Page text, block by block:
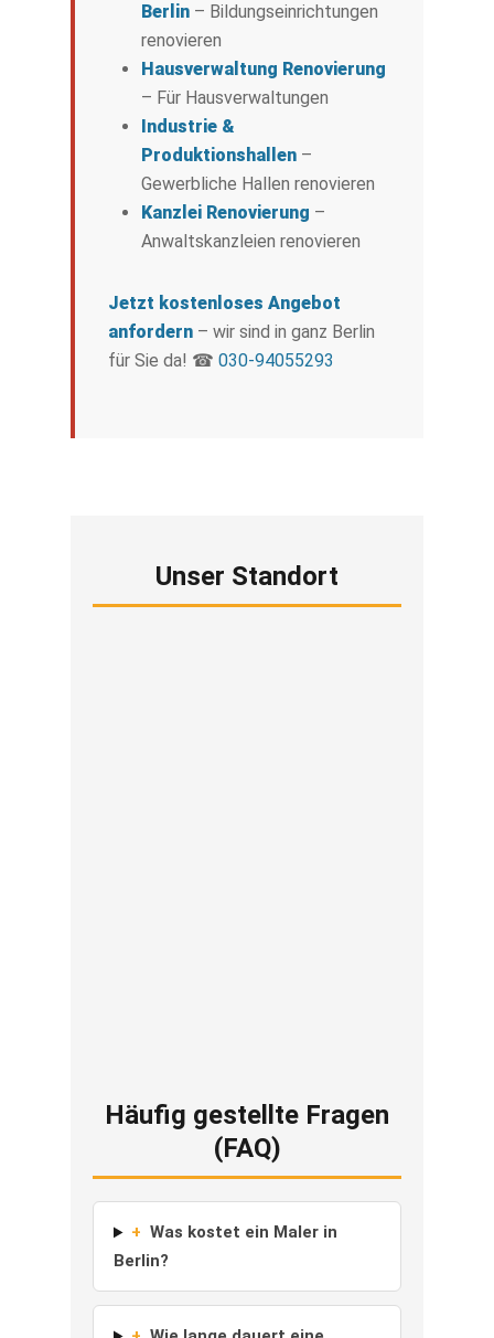
Berlin – Bildungseinrichtungen
renovieren
Hausverwaltung Renovierung
– Für Hausverwaltungen
Industrie &
Produktionshallen –
Gewerbliche Hallen renovieren
Kanzlei Renovierung –
Anwaltskanzleien renovieren
Jetzt kostenloses Angebot
anfordern – wir sind in ganz Berlin
für Sie da! ☎ 030-94055293
Unser Standort
Häufig gestellte Fragen
(FAQ)
+ Was kostet ein Maler in
Berlin?